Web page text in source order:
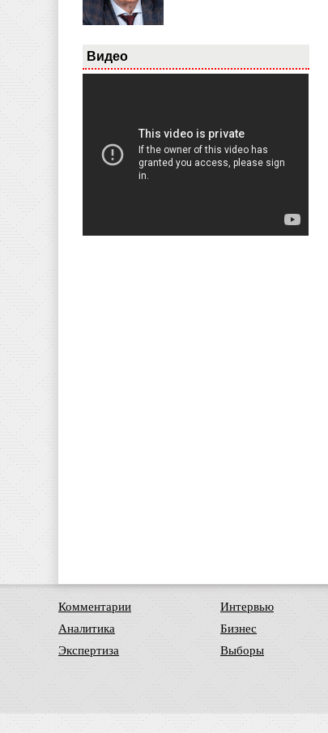
Видео
Комментарии
Аналитика
Экспертиза
Интервью
Бизнес
Выборы